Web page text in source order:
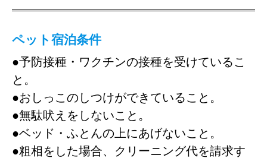
ペット宿泊条件
●予防接種・ワクチンの接種を受けているこ
と。
●おしっこのしつけができていること。
●無駄吠えをしないこと。
●ベッド・ふとんの上にあげないこと。
●粗相をした場合、クリーニング代を請求す